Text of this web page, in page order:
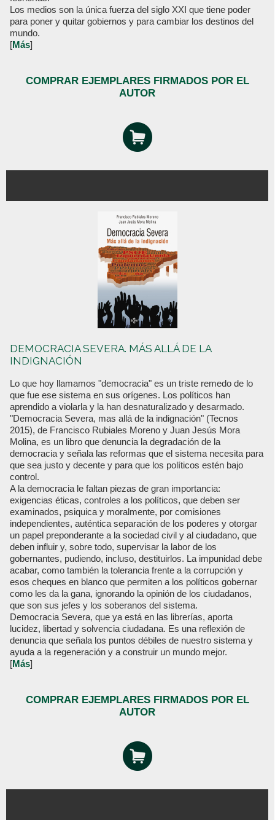
Los medios son la única fuerza del siglo XXI que tiene poder
para poner y quitar gobiernos y para cambiar los destinos del
mundo.
[Más]
COMPRAR EJEMPLARES FIRMADOS POR EL
AUTOR
DEMOCRACIA SEVERA. MÁS ALLÁ DE LA
INDIGNACIÓN
Lo que hoy llamamos "democracia" es un triste remedo de lo
que fue ese sistema en sus orígenes. Los políticos han
aprendido a violarla y la han desnaturalizado y desarmado.
"Democracia Severa, mas allá de la indignación" (Tecnos
2015), de Francisco Rubiales Moreno y Juan Jesús Mora
Molina, es un libro que denuncia la degradación de la
democracia y señala las reformas que el sistema necesita para
que sea justo y decente y para que los políticos estén bajo
control.
A la democracia le faltan piezas de gran importancia:
exigencias éticas, controles a los políticos, que deben ser
examinados, psiquica y moralmente, por comisiones
independientes, auténtica separación de los poderes y otorgar
un papel preponderante a la sociedad civil y al ciudadano, que
deben influir y, sobre todo, supervisar la labor de los
gobernantes, pudiendo, incluso, destituirlos. La impunidad debe
acabar, como también la tolerancia frente a la corrupción y
esos cheques en blanco que permiten a los políticos gobernar
como les da la gana, ignorando la opinión de los ciudadanos,
que son sus jefes y los soberanos del sistema.
Democracia Severa, que ya está en las librerías, aporta
lucidez, libertad y solvencia ciudadana. Es una reflexión de
denuncia que señala los puntos débiles de nuestro sistema y
ayuda a la regeneración y a construir un mundo mejor.
[Más]
COMPRAR EJEMPLARES FIRMADOS POR EL
AUTOR